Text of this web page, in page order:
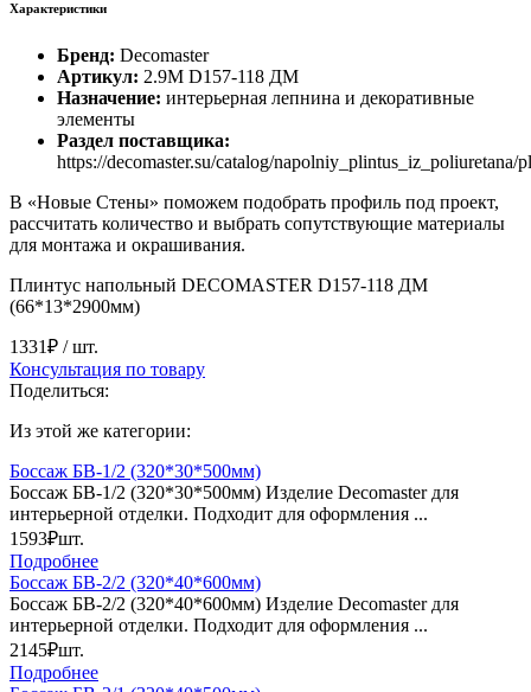
Характеристики
Бренд: Decomaster
Артикул: 2.9M D157-118 ДМ
Назначение: интерьерная лепнина и декоративные
элементы
Раздел поставщика:
https://decomaster.su/catalog/
В «Новые Стены» поможем подобрать профиль под проект,
рассчитать количество и выбрать сопутствующие материалы
для монтажа и окрашивания.
Плинтус напольный DECOMASTER D157-118 ДМ
(66*13*2900мм)
1331₽ / шт.
Консультация по товару
Поделиться:
Из этой же категории:
Боссаж БВ-1/2 (320*30*500мм)
Боссаж БВ-1/2 (320*30*500мм) Изделие Decomaster для
интерьерной отделки. Подходит для оформления ...
1593₽шт.
Подробнее
Боссаж БВ-2/2 (320*40*600мм)
Боссаж БВ-2/2 (320*40*600мм) Изделие Decomaster для
интерьерной отделки. Подходит для оформления ...
2145₽шт.
Подробнее